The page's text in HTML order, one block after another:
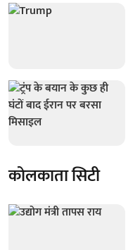
कोलकाता सिटी